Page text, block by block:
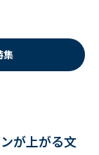
集
が上がる文